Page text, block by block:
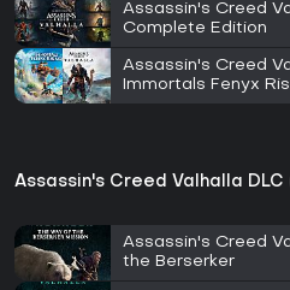
Assassin's Creed
Complete Edition
Assassin's Creed
Immortals Fenyx
Assassin's Creed Valhalla DLC
Assassin's Creed
the Berserker